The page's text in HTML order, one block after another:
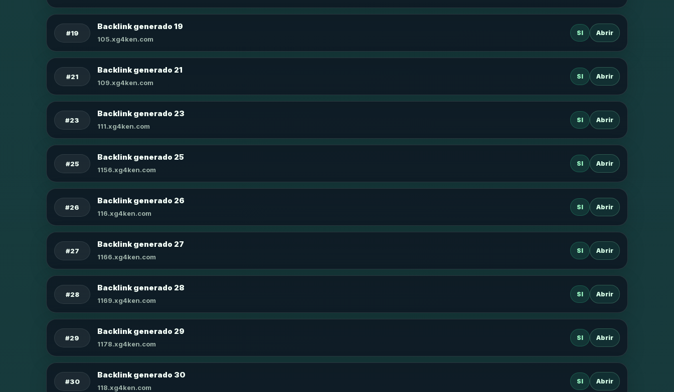
#19
Backlink generado 19
105.xg4ken.com
SI Abrir
#21
Backlink generado 21
109.xg4ken.com
SI Abrir
#23
Backlink generado 23
111.xg4ken.com
SI Abrir
#25
Backlink generado 25
1156.xg4ken.com
SI Abrir
#26
Backlink generado 26
116.xg4ken.com
SI Abrir
#27
Backlink generado 27
1166.xg4ken.com
SI Abrir
#28
Backlink generado 28
1169.xg4ken.com
SI Abrir
#29
Backlink generado 29
1178.xg4ken.com
SI Abrir
#30
Backlink generado 30
118.xg4ken.com
SI Abrir